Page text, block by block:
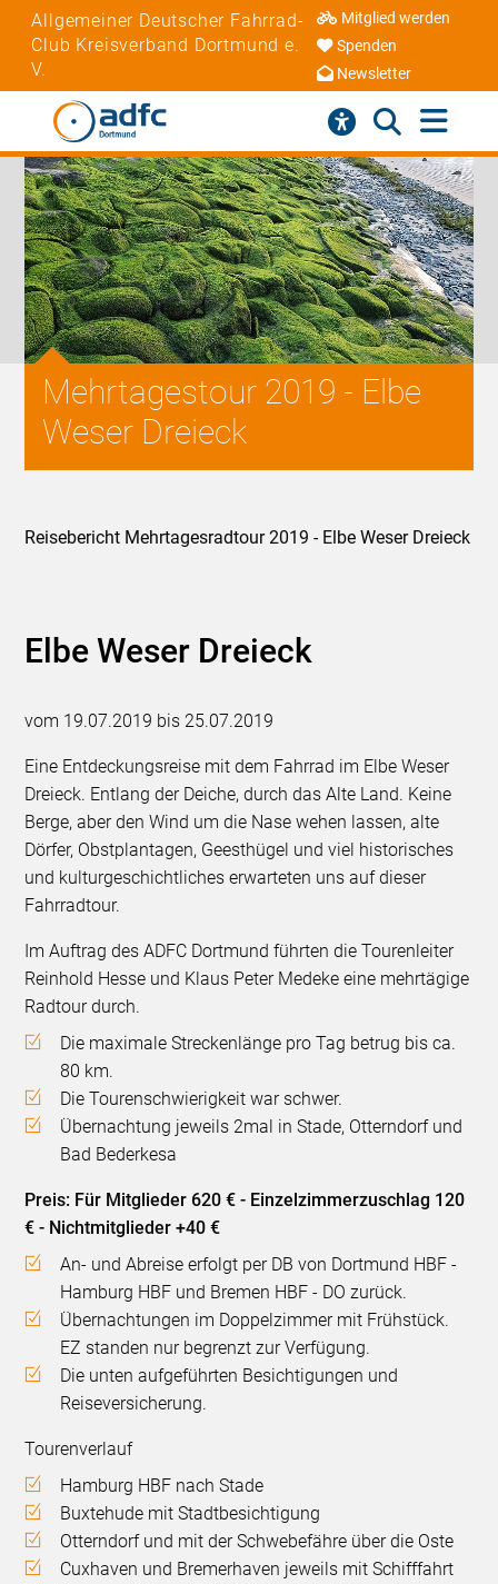
Allgemeiner Deutscher Fahrrad-
Club Kreisverband Dortmund e.
V.
Mitglied werden
Spenden
Newsletter
Mehrtagestour 2019 - Elbe
Weser Dreieck
Reisebericht Mehrtagesradtour 2019 - Elbe Weser Dreieck
Elbe Weser Dreieck
vom 19.07.2019 bis 25.07.2019
Eine Entdeckungsreise mit dem Fahrrad im Elbe Weser
Dreieck. Entlang der Deiche, durch das Alte Land. Keine
Berge, aber den Wind um die Nase wehen lassen, alte
Dörfer, Obstplantagen, Geesthügel und viel historisches
und kulturgeschichtliches erwarteten uns auf dieser
Fahrradtour.
Im Auftrag des ADFC Dortmund führten die Tourenleiter
Reinhold Hesse und Klaus Peter Medeke eine mehrtägige
Radtour durch.
Die maximale Streckenlänge pro Tag betrug bis ca.
80 km.
Die Tourenschwierigkeit war schwer.
Übernachtung jeweils 2mal in Stade, Otterndorf und
Bad Bederkesa
Preis: Für Mitglieder 620 € - Einzelzimmerzuschlag 120
€ - Nichtmitglieder +40 €
An- und Abreise erfolgt per DB von Dortmund HBF -
Hamburg HBF und Bremen HBF - DO zurück.
Übernachtungen im Doppelzimmer mit Frühstück.
EZ standen nur begrenzt zur Verfügung.
Die unten aufgeführten Besichtigungen und
Reiseversicherung.
Tourenverlauf
Hamburg HBF nach Stade
Buxtehude mit Stadtbesichtigung
Otterndorf und mit der Schwebefähre über die Oste
Cuxhaven und Bremerhaven jeweils mit Schifffahrt